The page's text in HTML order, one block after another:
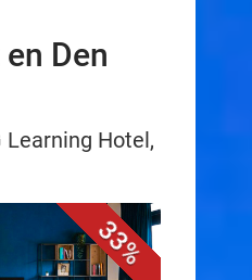
Den
Hotel,
33%